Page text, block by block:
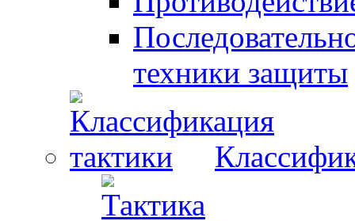
техники защиты